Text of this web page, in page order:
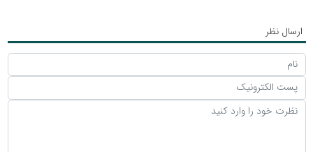
ارسال نظر